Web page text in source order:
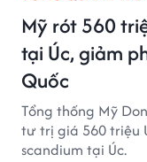
Mỹ rót 560
tại Úc, giảm
Quốc
Tổng thống Mỹ
tư trị giá 560 triệu
scandium tại Úc.